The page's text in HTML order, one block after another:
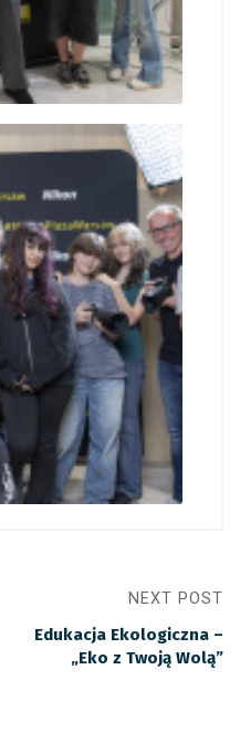
NEXT POST
Edukacja Ekologiczna –
„Eko z Twoją Wolą”